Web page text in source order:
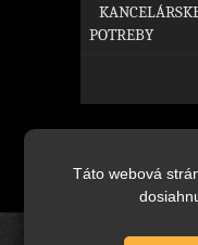
Táto webová
POTREBY